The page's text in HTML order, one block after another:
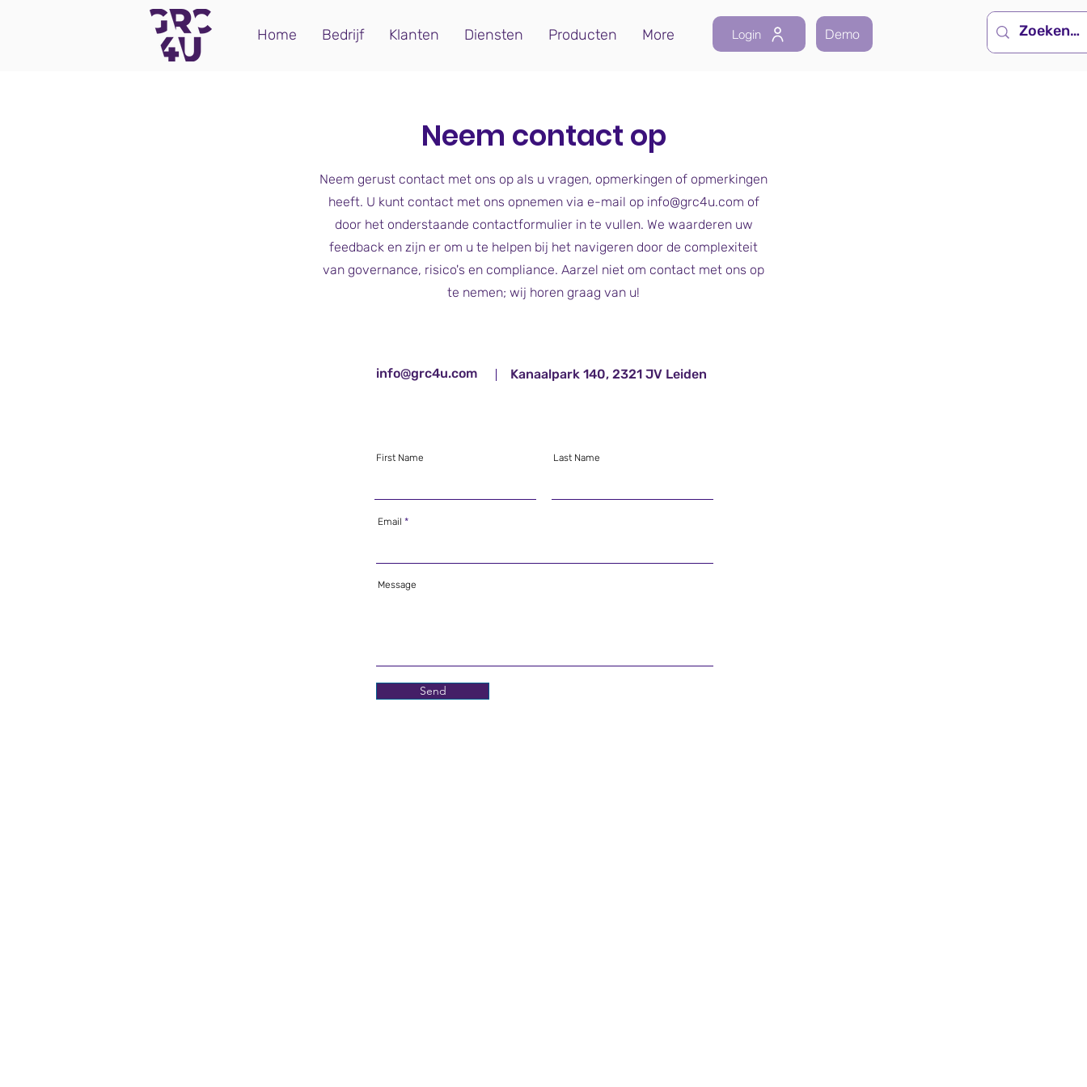
Home Bedrijf Klanten Diensten Producten More Login Demo
Neem contact op
Neem gerust contact met ons op als u vragen, opmerkingen of opmerkingen
heeft. U kunt contact met ons opnemen via e-mail op info@grc4u.com of
door het onderstaande contactformulier in te vullen. We waarderen uw
feedback en zijn er om u te helpen bij het navigeren door de complexiteit
van governance, risico's en compliance. Aarzel niet om contact met ons op
te nemen; wij horen graag van u!
info@grc4u.com Kanaalpark 140, 2321 JV Leiden
First Name Last Name
Email
Message
Send